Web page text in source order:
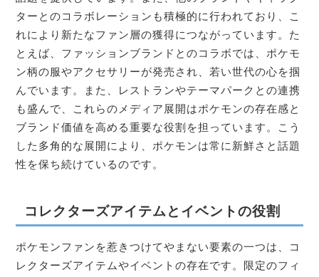
ターとのコラボレーションも積極的に行われており、こ
れにより新たなファン層の獲得につながっています。た
とえば、ファッションブランドとのコラボでは、ポケモ
ン柄の服やアクセサリーが発売され、若い世代の心を掴
んでいます。また、レストランやテーマパークとの連携
も盛んで、これらのメディア展開はポケモンの存在感と
ブランド価値を高める重要な役割を担っています。こう
した多角的な展開により、ポケモンは常に新鮮さと話題
性を保ち続けているのです。
コレクターズアイテムとイベントの役割
ポケモンファンを惹きつけてやまない要素の一つは、コ
レクターズアイテムやイベントの存在です。限定のフィ